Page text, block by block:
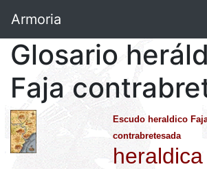
Armoria
Glosario
Faja
Escudo heraldico
contrabretesada